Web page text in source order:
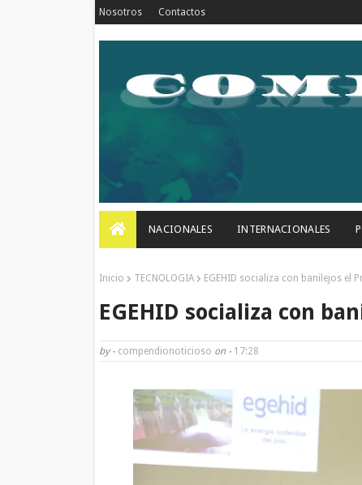
Nosotros Contactos
NACIONALES INTERNACIONALES
Inicio TECNOLOGIA EGEHID socializa con banilejos el
EGEHID socializa con
by - compendionoticioso on - 17:28